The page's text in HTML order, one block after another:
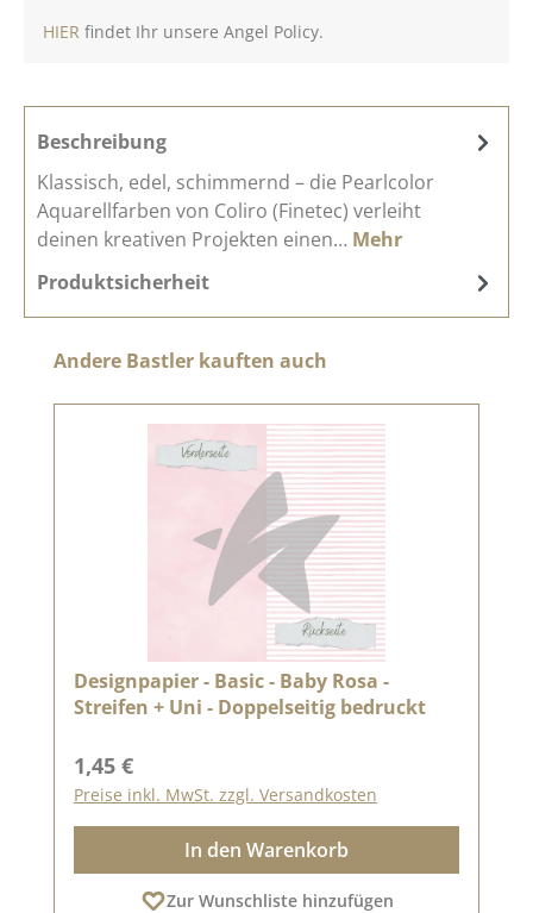
HIER findet Ihr unsere Angel Policy.
Beschreibung
Klassisch, edel, schimmernd – die Pearlcolor
Aquarellfarben von Coliro (Finetec) verleiht
deinen kreativen Projekten einen… Mehr
Produktsicherheit
Produktgalerie überspringen
Andere Bastler kauften auch
Designpapier - Basic - Baby Rosa -
Streifen + Uni - Doppelseitig bedruckt
Regulärer Preis:
1,45 €
Preise inkl. MwSt. zzgl. Versandkosten
In den Warenkorb
Zur Wunschliste hinzufügen